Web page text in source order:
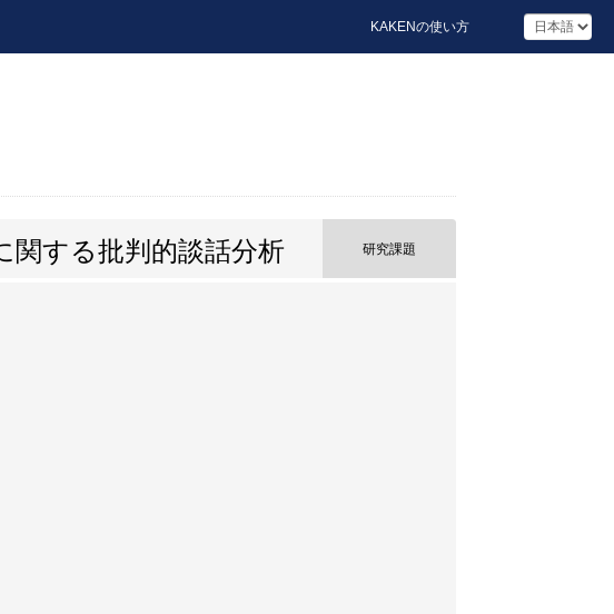
KAKENの使い方
関する批判的談話分析 研究課題